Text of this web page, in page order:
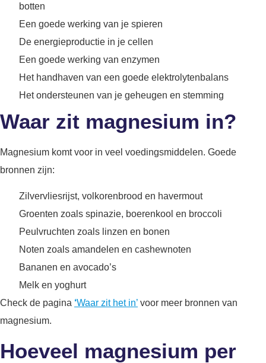
botten
Een goede werking van je spieren
De energieproductie in je cellen
Een goede werking van enzymen
Het handhaven van een goede elektrolytenbalans
Het ondersteunen van je geheugen en stemming
Waar zit magnesium in?
Magnesium komt voor in veel voedingsmiddelen. Goede
bronnen zijn:
Zilvervliesrijst, volkorenbrood en havermout
Groenten zoals spinazie, boerenkool en broccoli
Peulvruchten zoals linzen en bonen
Noten zoals amandelen en cashewnoten
Bananen en avocado’s
Melk en yoghurt
Check de pagina ‘Waar zit het in’ voor meer bronnen van
magnesium.
Hoeveel magnesium per